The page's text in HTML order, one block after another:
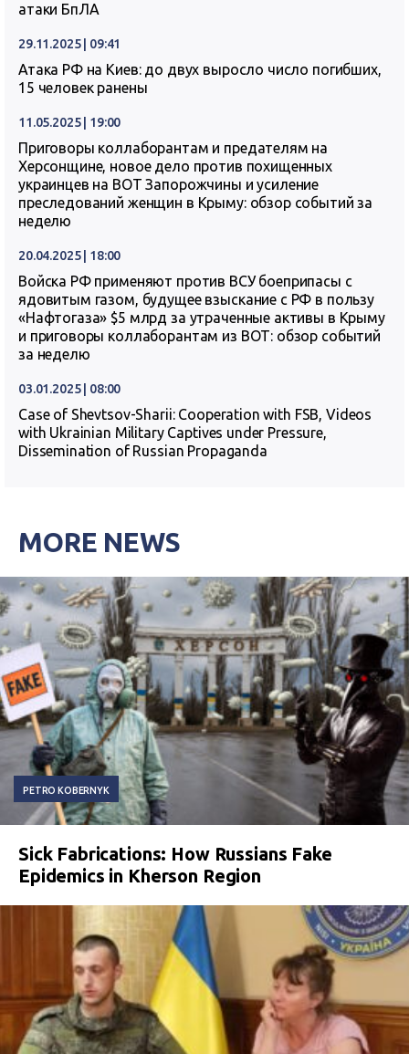
атаки БпЛА
29.11.2025 | 09:41
Атака РФ на Киев: до двух выросло число погибших,
15 человек ранены
11.05.2025 | 19:00
Приговоры коллаборантам и предателям на
Херсонщине, новое дело против похищенных
украинцев на ВОТ Запорожчины и усиление
преследований женщин в Крыму: обзор событий за
неделю
20.04.2025 | 18:00
Войска РФ применяют против ВСУ боеприпасы с
ядовитым газом, будущее взыскание с РФ в пользу
«Нафтогаза» $5 млрд за утраченные активы в Крыму
и приговоры коллаборантам из ВОТ: обзор событий
за неделю
03.01.2025 | 08:00
Case of Shevtsov-Sharii: Cooperation with FSB, Videos
with Ukrainian Military Captives under Pressure,
Dissemination of Russian Propaganda
MORE NEWS
PETRO KOBERNYK
Sick Fabrications: How Russians Fake
Epidemics in Kherson Region